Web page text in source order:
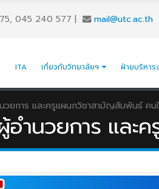
045 240 577 | mail@utc.ac.th
ITA เกี่ยวกับวิทยาลัยฯ ฝ่ายบริหาร
วยการ และครูแผนกวิชาสามัญสัมพันธ์ คน
อำนวยการ แล